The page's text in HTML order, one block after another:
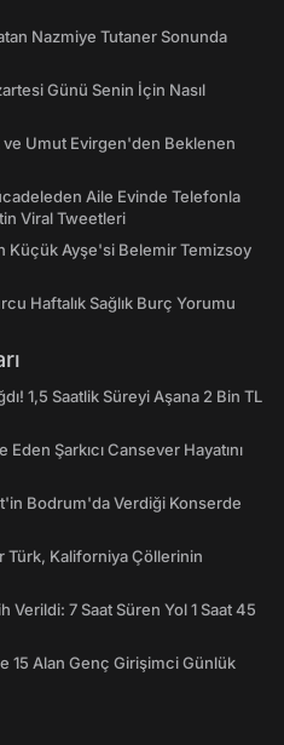
Nazmiye Tutaner Sonunda
Günü Senin İçin Nasıl
Umut Evirgen'den Beklenen
Aile Evinde Telefonla
Viral Tweetleri
Küçük Ayşe'si Belemir Temizsoy
Haftalık Sağlık Burç Yorumu
1,5 Saatlik Süreyi Aşana 2 Bin TL
Şarkıcı Cansever Hayatını
Bodrum'da Verdiği Konserde
Türk, Kaliforniya Çöllerinin
Verildi: 7 Saat Süren Yol 1 Saat 45
15 Alan Genç Girişimci Günlük